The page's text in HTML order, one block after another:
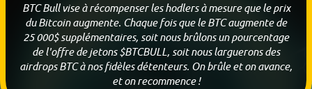
BTC Bull vise à récompenser les hodlers à mesure que le prix
du Bitcoin augmente. Chaque fois que le BTC augmente de
25 000$ supplémentaires, soit nous brûlons un pourcentage
de l'offre de jetons $BTCBULL, soit nous larguerons des
airdrops BTC à nos fidèles détenteurs. On brûle et on avance,
et on recommence !